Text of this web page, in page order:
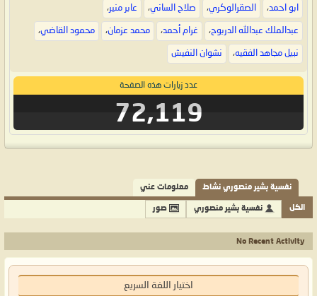
ابو احمد، الصقرالوكري، صلاح الساني، عابر منير،
عبدالملك عبدالله الدربوح، غرام أحمد، محمد عزمان، محمود القاضي،
نبيل مجاهد الفقيه، نشوان النفيش
عدد زيارات هذه الصفحة
72,119
نفسية بشير منصوري نشاط معلومات عني
الكل نفسية بشير منصوري صور
No Recent Activity
اختيار اللغة السريع